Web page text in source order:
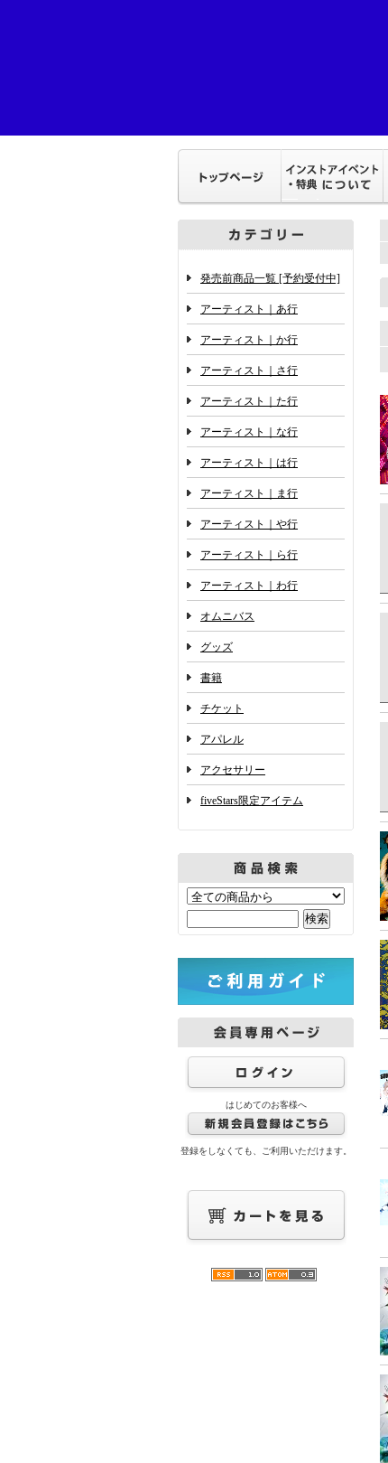
発売前商品一覧 [予約受付中]
アーティスト｜あ行
アーティスト｜か行
アーティスト｜さ行
アーティスト｜た行
アーティスト｜な行
アーティスト｜は行
アーティスト｜ま行
アーティスト｜や行
アーティスト｜ら行
アーティスト｜わ行
オムニバス
グッズ
書籍
チケット
アパレル
アクセサリー
fiveStars限定アイテム
はじめてのお客様へ
登録をしなくても、ご利用いただけます。